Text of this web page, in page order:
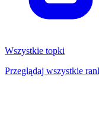
Wszystkie topki
Przeglądaj wszystkie